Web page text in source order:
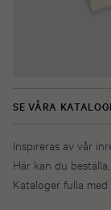
SE VÅRA
Inspireras av vår
Här kan du
Kataloger fulla med